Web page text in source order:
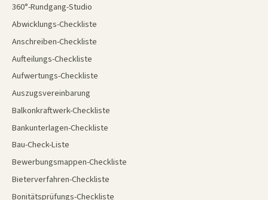
360°-Rundgang-Studio
Abwicklungs-Checkliste
Anschreiben-Checkliste
Aufteilungs-Checkliste
Aufwertungs-Checkliste
Auszugsvereinbarung
Balkonkraftwerk-Checkliste
Bankunterlagen-Checkliste
Bau-Check-Liste
Bewerbungsmappen-Checkliste
Bieterverfahren-Checkliste
Bonitätsprüfungs-Checkliste